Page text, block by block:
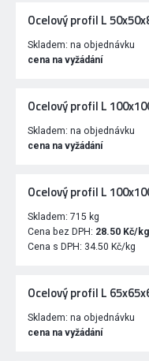
Ocelový profil L
Skladem: na objednávku
cena na vyžádání
Ocelový profil L
Skladem: na objednávku
cena na vyžádání
Ocelový profil L
Skladem: 715 kg
Cena bez DPH: 28.50 Kč/kg
Cena s DPH: 34.50 Kč/kg
Ocelový profil L
Skladem: na objednávku
cena na vyžádání